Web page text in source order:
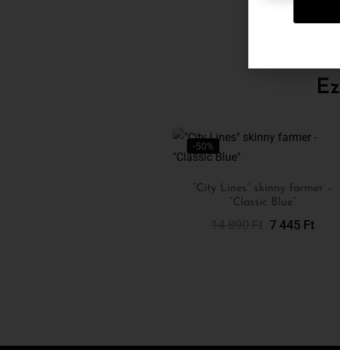
-50%
Opciók Választása
“City Lines” skinny farmer –
“Classic Blue”
7 445 Ft